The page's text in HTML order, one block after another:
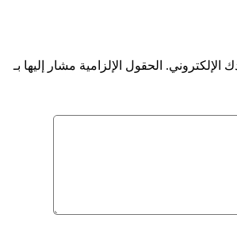
الإلكتروني. الحقول الإلزامية مشار إليها بـ